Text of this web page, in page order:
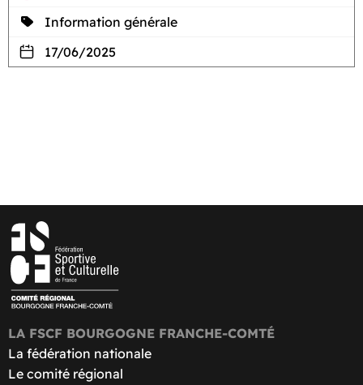
Information générale
17/06/2025
LA FSCF BOURGOGNE FRANCHE-COMTÉ
La fédération nationale
Le comité régional